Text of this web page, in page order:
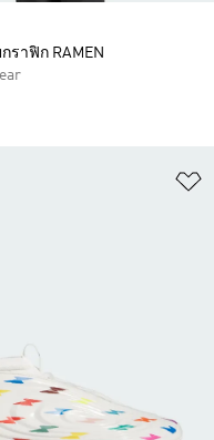
ราฟิก RAMEN